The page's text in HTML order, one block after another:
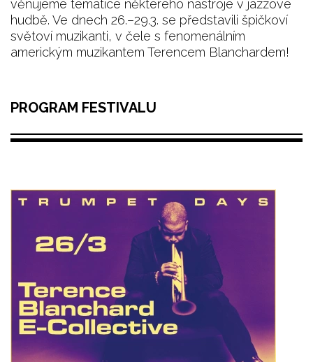
věnujeme tématice některého nástroje v jazzové
hudbě. Ve dnech 26.–29.3. se představili špičkoví
světoví muzikanti, v čele s fenomenálním
americkým muzikantem Terencem Blanchardem!
PROGRAM FESTIVALU